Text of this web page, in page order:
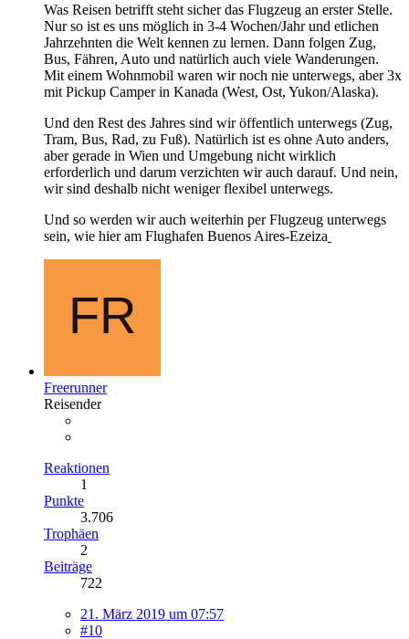
Was Reisen betrifft steht sicher das Flugzeug an erster Stelle.
Nur so ist es uns möglich in 3-4 Wochen/Jahr und etlichen
Jahrzehnten die Welt kennen zu lernen. Dann folgen Zug,
Bus, Fähren, Auto und natürlich auch viele Wanderungen.
Mit einem Wohnmobil waren wir noch nie unterwegs, aber 3x
mit Pickup Camper in Kanada (West, Ost, Yukon/Alaska).
Und den Rest des Jahres sind wir öffentlich unterwegs (Zug,
Tram, Bus, Rad, zu Fuß). Natürlich ist es ohne Auto anders,
aber gerade in Wien und Umgebung nicht wirklich
erforderlich und darum verzichten wir auch darauf. Und nein,
wir sind deshalb nicht weniger flexibel unterwegs.
Und so werden wir auch weiterhin per Flugzeug unterwegs
sein, wie hier am Flughafen Buenos Aires-Ezeiza
Freerunner
Reisender
Reaktionen
1
Punkte
3.706
Trophäen
2
Beiträge
722
21. März 2019 um 07:57
#10